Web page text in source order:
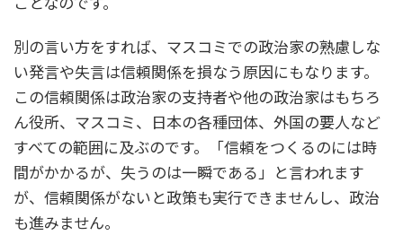
別の言い方をすれば、マスコミでの政治家の熟慮しな
い発言や失言は信頼関係を損なう原因にもなります。
この信頼関係は政治家の支持者や他の政治家はもちろ
ん役所、マスコミ、日本の各種団体、外国の要人など
すべての範囲に及ぶのです。「信頼をつくるのには時
間がかかるが、失うのは一瞬である」と言われます
が、信頼関係がないと政策も実行できませんし、政治
も進みません。